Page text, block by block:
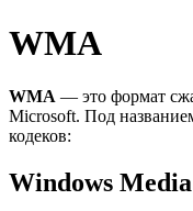
WMA
WMA — это формат
Microsoft. Под
кодеков:
Windows